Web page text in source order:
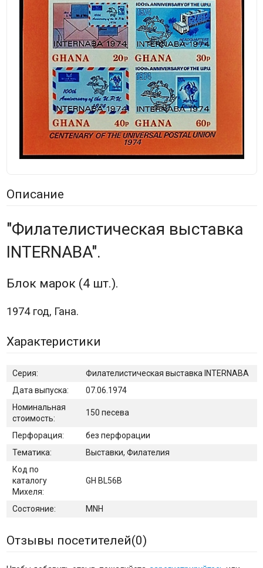
Описание
"Филателистическая выставка
INTERNABA".
Блок марок (4 шт.).
1974 год, Гана.
Характеристики
Серия:
Филателистическая выставка INTERNABA
Дата выпуска:
07.06.1974
Номинальная
стоимость:
150 песева
Перфорация:
без перфорации
Тематика:
Выставки, Филателия
Код по
каталогу
Михеля:
GH BL56B
Состояние: MNH
Отзывы посетителей(0)